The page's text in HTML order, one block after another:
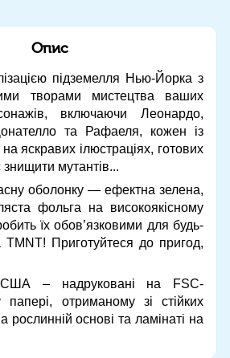
Опис
підземелля Нью-Йорка з
творами мистецтва ваших
включаючи Леонардо,
та Рафаеля, кожен із
яскравих ілюстраціях, готових
знищити мутантів...
оболонку — ефектна зелена,
фольга на високоякісному
їх обов’язковими для будь-
TMNT! Приготуйтеся до пригод,
США – надруковані на FSC-
папері, отриманому зі стійких
рослинній основі та ламінаті на